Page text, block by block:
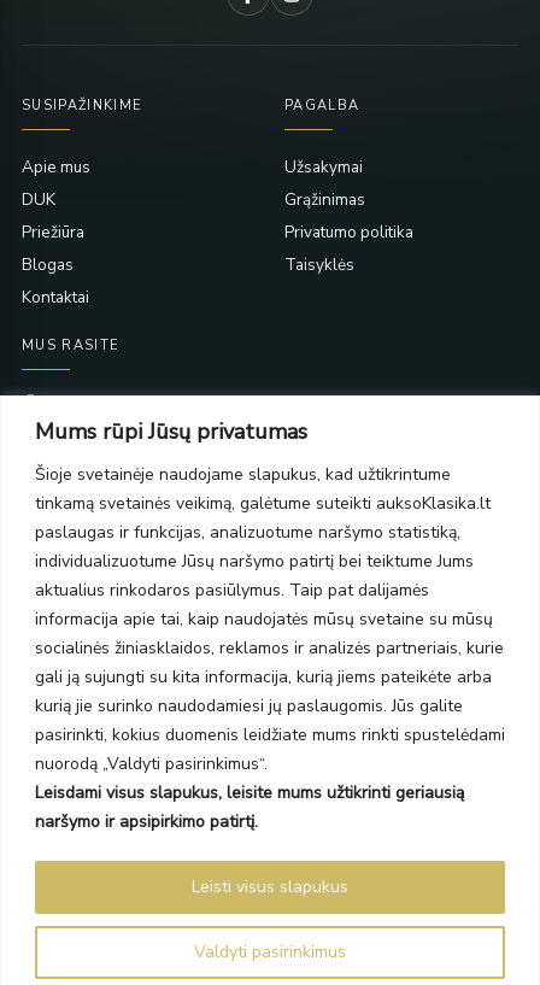
Mums rūpi Jūsų privatumas
Šioje svetainėje naudojame slapukus, kad užtikrintume
tinkamą svetainės veikimą, galėtume suteikti auksoKlasika.lt
paslaugas ir funkcijas, analizuotume naršymo statistiką,
individualizuotume Jūsų naršymo patirtį bei teiktume Jums
aktualius rinkodaros pasiūlymus. Taip pat dalijamės
informacija apie tai, kaip naudojatės mūsų svetaine su mūsų
socialinės žiniasklaidos, reklamos ir analizės partneriais, kurie
gali ją sujungti su kita informacija, kurią jiems pateikėte arba
kurią jie surinko naudodamiesi jų paslaugomis. Jūs galite
pasirinkti, kokius duomenis leidžiate mums rinkti spustelėdami
nuorodą „Valdyti pasirinkimus“.
Leisdami visus slapukus, leisite mums užtikrinti geriausią
naršymo ir apsipirkimo patirtį.
Valdyti pasirinkimus
Leisti visus slapukus
SUSIPAŽINKIME
Apie mus
DUK
Priežiūra
Blogas
Kontaktai
PAGALBA
Užsakymai
Grąžinimas
Privatumo politika
Taisyklės
MUS RASITE
PC Molas, Klaipėda
PC BIG 2, Klaipėda
Šilutės pl. 35
PC Banginis, Klaipėda
NAUJIENLAIŠKIS
Prenumeruokite ir gaukite pasiūlymus, naujienas bei riboto
leidimo kolekcijas.
SIŲSTI
Auksoklasika.lt © 2026 Visos teisės saugomos